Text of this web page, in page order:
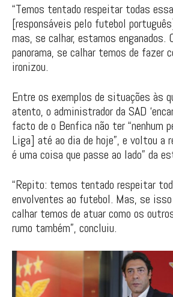
“Temos tentado respeitar todas
[responsáveis pelo futebol
mas, se calhar, estamos enganados.
panorama, se calhar temos de fazer
ironizou.
Entre os exemplos de situações às
atento, o administrador da SAD
facto de o Benfica não ter “nenhum
Liga] até ao dia de hoje”, e voltou a
é uma coisa que passe ao lado” da
“Repito: temos tentado respeitar
envolventes ao futebol. Mas, se
calhar temos de atuar como os
rumo também”, concluiu.